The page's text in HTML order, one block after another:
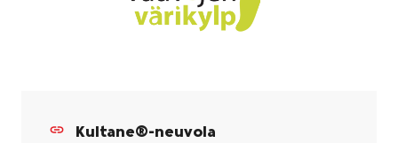
Kultane®-neuvola